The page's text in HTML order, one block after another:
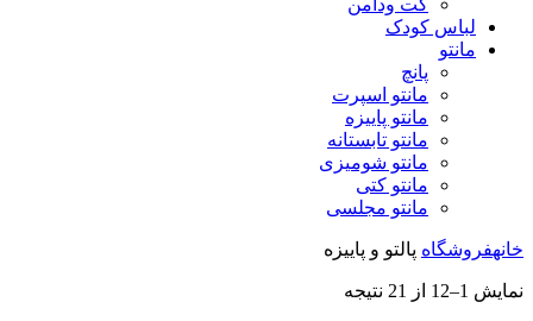
کت ودامن
لباس کودک
مانتو
پانچ
مانتو اسپرت
مانتو پاییزه
مانتو تابستانه
مانتو شومیزی
مانتو کتی
مانتو مجلسی
خانهفروشگاه پالتو و پاییزه
نمایش 1–12 از 21 نتیجه